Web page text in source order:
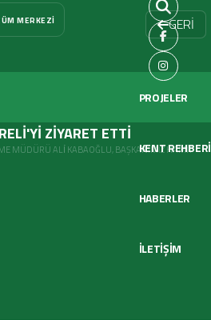
MERKEZI
PROJELER
KENT REHBERİ
HABERLER
İLETİŞİM
ALİ KABAOĞLU,
ZİYARET ETTİ
MÜDÜRÜ ALİ KABAOĞLU, BAŞKANIMIZ HAMİT
GERİ